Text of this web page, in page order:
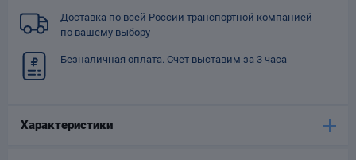
Доставка по всей России транспортной компанией
по вашему выбору
Безналичная оплата. Счет выставим за 3 часа
Характеристики
Фильтры для
трубопроводов